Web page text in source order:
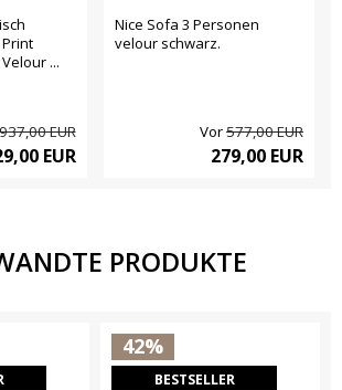
...
EUR
EUR
Nice Sofa 3 Personen
velour schwarz.
Vor577,00 EUR
279,00 EUR
PRODUKTE
42%
BESTSELLER